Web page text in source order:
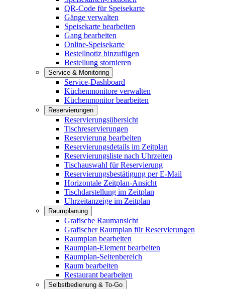
QR-Code für Speisekarte
Gänge verwalten
Speisekarte bearbeiten
Gang bearbeiten
Online-Speisekarte
Bestellnotiz hinzufügen
Bestellung stornieren
Service & Monitoring
Service-Dashboard
Küchenmonitore verwalten
Küchenmonitor bearbeiten
Reservierungen
Reservierungsübersicht
Tischreservierungen
Reservierung bearbeiten
Reservierungsdetails im Zeitplan
Reservierungsliste nach Uhrzeiten
Tischauswahl für Reservierung
Reservierungsbestätigung per E-Mail
Horizontale Zeitplan-Ansicht
Tischdarstellung im Zeitplan
Uhrzeitanzeige im Zeitplan
Raumplanung
Grafische Raumansicht
Grafischer Raumplan für Reservierungen
Raumplan bearbeiten
Raumplan-Element bearbeiten
Raumplan-Seitenbereich
Raum bearbeiten
Restaurant bearbeiten
Selbstbedienung & To-Go